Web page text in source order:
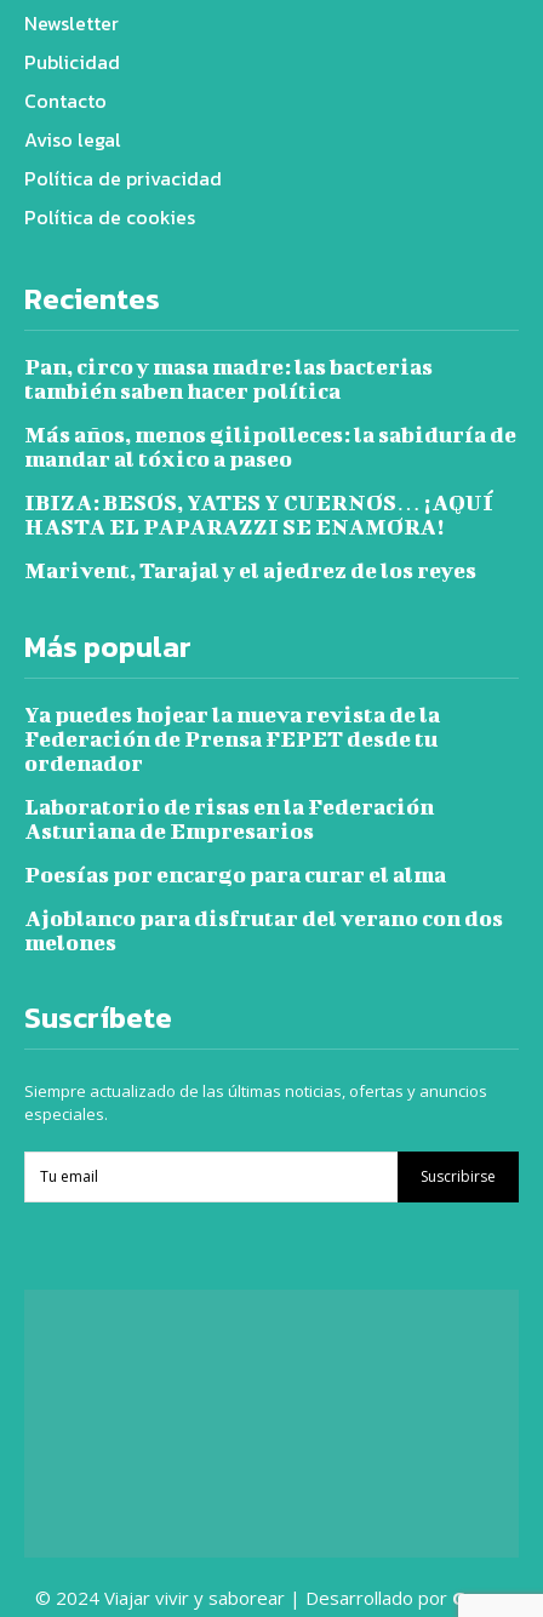
Newsletter
Publicidad
Contacto
Aviso legal
Política de privacidad
Política de cookies
Recientes
Pan, circo y masa madre: las bacterias
también saben hacer política
Más años, menos gilipolleces: la sabiduría de
mandar al tóxico a paseo
IBIZA: BESOS, YATES Y CUERNOS… ¡AQUÍ
HASTA EL PAPARAZZI SE ENAMORA!
Marivent, Tarajal y el ajedrez de los reyes
Más popular
Ya puedes hojear la nueva revista de la
Federación de Prensa FEPET desde tu
ordenador
Laboratorio de risas en la Federación
Asturiana de Empresarios
Poesías por encargo para curar el alma
Ajoblanco para disfrutar del verano con dos
melones
Suscríbete
Siempre actualizado de las últimas noticias, ofertas y anuncios
especiales.
Suscribirse
© 2024 Viajar vivir y saborear | Desarrollado por Grupo